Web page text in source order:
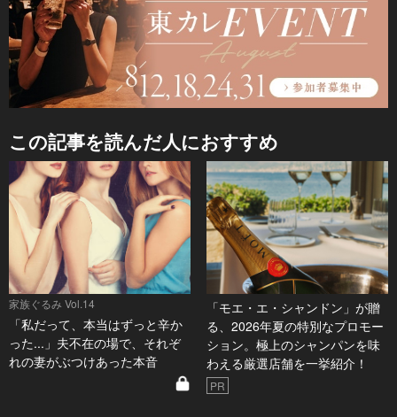
この記事を読んだ人におすすめ
家族ぐるみ Vol.14
「私だって、本当はずっと辛か
った...」夫不在の場で、それぞ
れの妻がぶつけあった本音
「モエ・エ・シャンドン」が贈
る、2026年夏の特別なプロモー
ション。極上のシャンパンを味
わえる厳選店舗を一挙紹介！
PR